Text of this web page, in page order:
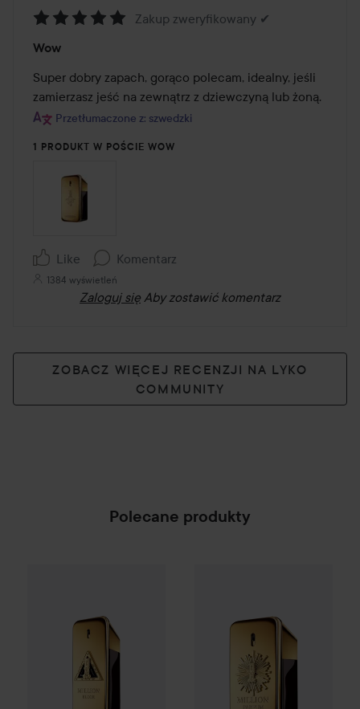
5
z
5
Zakup zweryfikowany ✔
Wow
Super dobry zapach, gorąco polecam, idealny, jeśli
zamierzasz jeść na zewnątrz z dziewczyną lub żoną.
Przetłumaczone z: szwedzki
1 PRODUKT W POŚCIE WOW
Like Komentarz
1384 wyświetleń
Zaloguj się Aby zostawić komentarz
ZOBACZ WIĘCEJ RECENZJI NA LYKO
COMMUNITY
Polecane produkty